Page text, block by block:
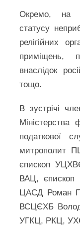
Окремо, на
статусу
релігійних
приміщень,
внаслідок
тощо.
В зустрічі
Міністерства
податкової
митрополит
єпископ
ВАЦ, єпископ
ЦАСД Роман
ВСЦЄХБ
УГКЦ, РКЦ,